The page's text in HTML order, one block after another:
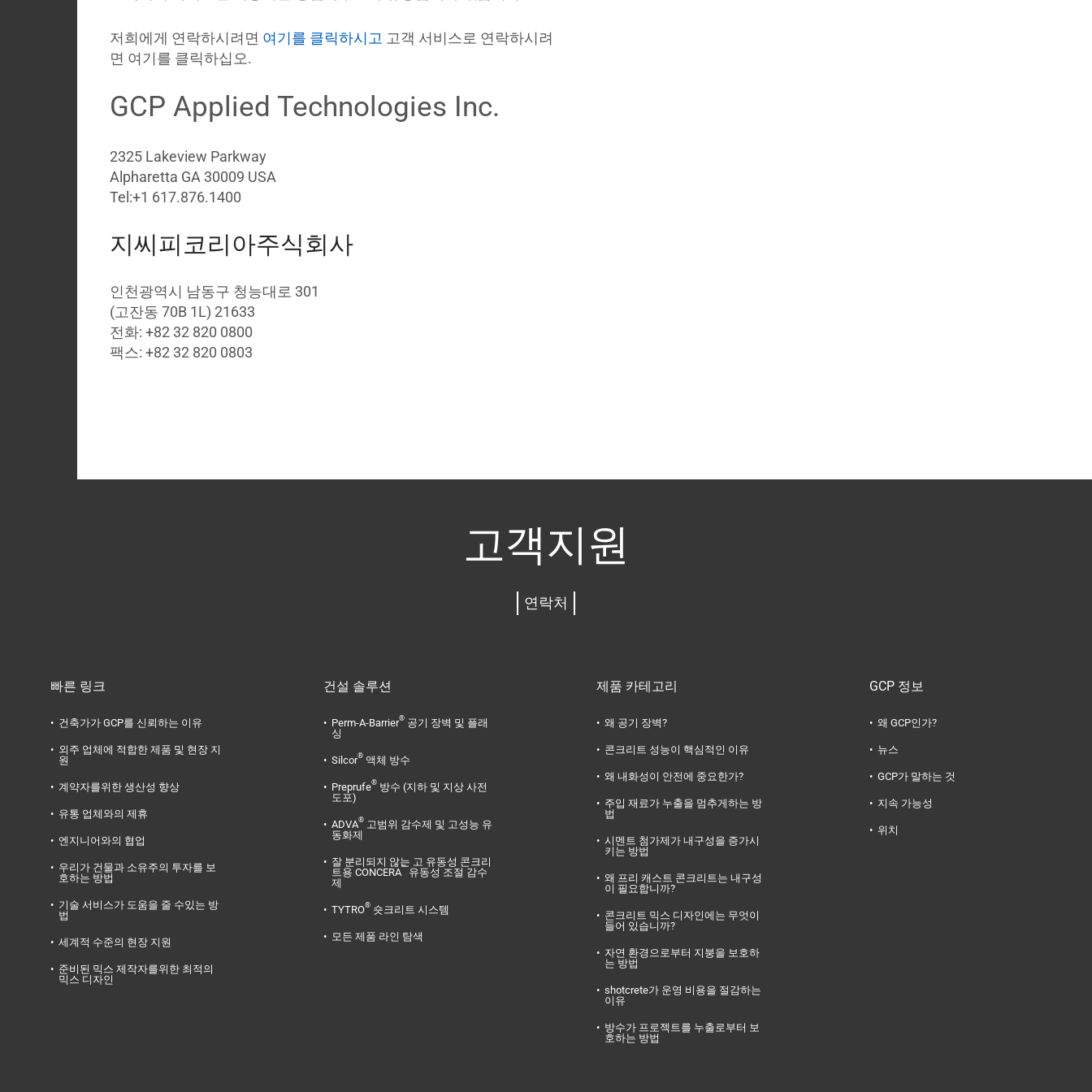
소
개
로
코
나
러
My
Briefcase
Contact
저희에게 연락하시려면 여기를 클릭하시고 고객 서비스로 연락하시려
면 여기를 클릭하십오.
GCP Applied Technologies Inc.
2325 Lakeview Parkway
Alpharetta GA 30009 USA​
Tel:+1 617.876.1400
지씨피코리아주식회사
인천광역시 남동구 청능대로 301
(고잔동 70B 1L) 21633
전화: +82 32 820 0800
팩스: +82 32 820 0803
고객지원
연락처
빠른 링크
건축가가 GCP를 신뢰하는 이유
외주 업체에 적합한 제품 및 현장 지
원
계약자를위한 생산성 향상
유통 업체와의 제휴
엔지니어와의 협업
우리가 건물과 소유주의 투자를 보
호하는 방법
기술 서비스가 도움을 줄 수있는 방
법
세계적 수준의 현장 지원
준비된 믹스 제작자를위한 최적의
믹스 디자인
건설 솔루션
Perm-A-Barrier® 공기 장벽 및 플래
싱
Silcor® 액체 방수
Preprufe® 방수 (지하 및 지상 사전
도포)
ADVA® 고범위 감수제 및 고성능 유
동화제
잘 분리되지 않는 고 유동성 콘크리
트용 CONCERA™ 유동성 조절 감수
제
TYTRO® 숏크리트 시스템
모든 제품 라인 탐색
제품 카테고리
왜 공기 장벽?
콘크리트 성능이 핵심적인 이유
왜 내화성이 안전에 중요한가?
주입 재료가 누출을 멈추게하는 방
법
시멘트 첨가제가 내구성을 증가시
키는 방법
왜 프리 캐스트 콘크리트는 내구성
이 필요합니까?
콘크리트 믹스 디자인에는 무엇이
들어 있습니까?
자연 환경으로부터 지붕을 보호하
는 방법
shotcrete가 운영 비용을 절감하는
이유
방수가 프로젝트를 누출로부터 보
호하는 방법
GCP 정보
왜 GCP인가?
뉴스
GCP가 말하는 것
지속 가능성
위치